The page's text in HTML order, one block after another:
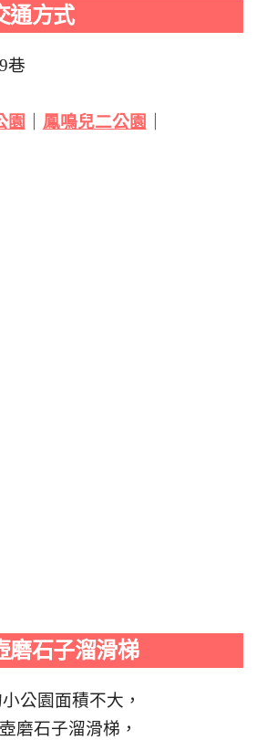
通方式
巷
園 鳳鳴兒二公園
磨石子溜滑梯
公園面積不大，
磨石子溜滑梯，